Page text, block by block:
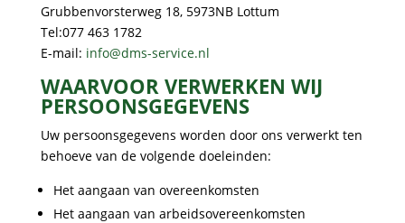
Grubbenvorsterweg 18, 5973NB Lottum
Tel:077 463 1782
E-mail: info@dms-service.nl
WAARVOOR VERWERKEN WIJ
PERSOONSGEGEVENS
Uw persoonsgegevens worden door ons verwerkt ten
behoeve van de volgende doeleinden:
Het aangaan van overeenkomsten
Het aangaan van arbeidsovereenkomsten